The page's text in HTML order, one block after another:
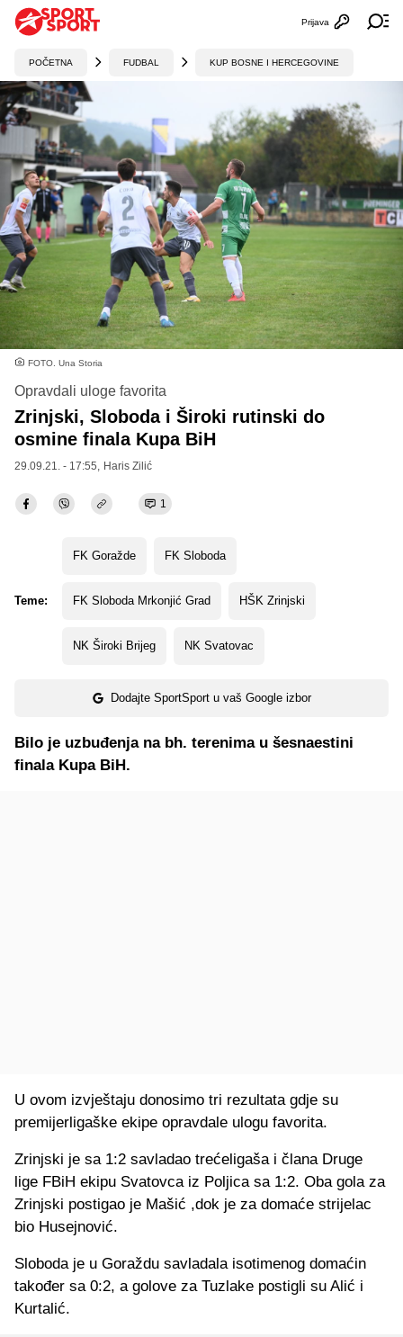
Otvori
Prijava
POČETNA FUDBAL KUP BOSNE I HERCEGOVINE
FOTO. Una Storia
Opravdali uloge favorita
Zrinjski, Sloboda i Široki rutinski do
osmine finala Kupa BiH
29.09.21. - 17:55, Haris Zilić
1
Teme:
FK Goražde FK Sloboda
FK Sloboda Mrkonjić Grad HŠK Zrinjski
NK Široki Brijeg NK Svatovac
Dodajte SportSport u vaš Google izbor
Bilo je uzbuđenja na bh. terenima u šesnaestini
finala Kupa BiH.
U ovom izvještaju donosimo tri rezultata gdje su
premijerligaške ekipe opravdale ulogu favorita.
Zrinjski je sa 1:2 savladao trećeligaša i člana Druge
lige FBiH ekipu Svatovca iz Poljica sa 1:2. Oba gola za
Zrinjski postigao je Mašić ,dok je za domaće strijelac
bio Husejnović.
Sloboda je u Goraždu savladala isotimenog domaćin
također sa 0:2, a golove za Tuzlake postigli su Alić i
Kurtalić.